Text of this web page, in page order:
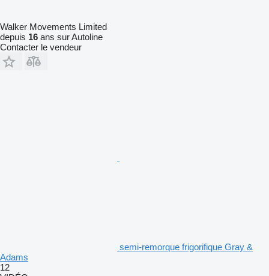
Walker Movements Limited
depuis 16 ans sur Autoline
Contacter le vendeur
semi-remorque frigorifique Gray &
Adams
12